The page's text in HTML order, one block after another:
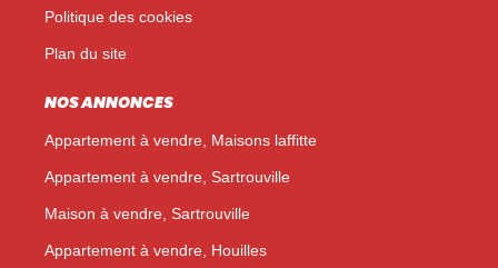
Politique des cookies
Plan du site
NOS ANNONCES
Appartement à vendre, Maisons laffitte
Appartement à vendre, Sartrouville
Maison à vendre, Sartrouville
Appartement à vendre, Houilles